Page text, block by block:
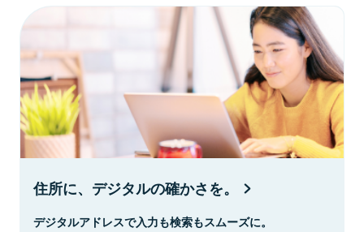
住所に、デジタルの確かさを。
デジタルアドレスで入力も検索もスムーズに。